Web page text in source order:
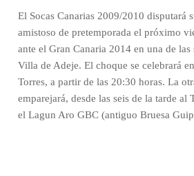
El Socas Canarias 2009/2010 disputará
amistoso de pretemporada el próximo
ante el Gran Canaria 2014 en una de
Villa de Adeje. El choque se celebrará
Torres, a partir de las 20:30 horas. La
emparejará, desde las seis de la tarde al
el Lagun Aro GBC (antiguo Bruesa